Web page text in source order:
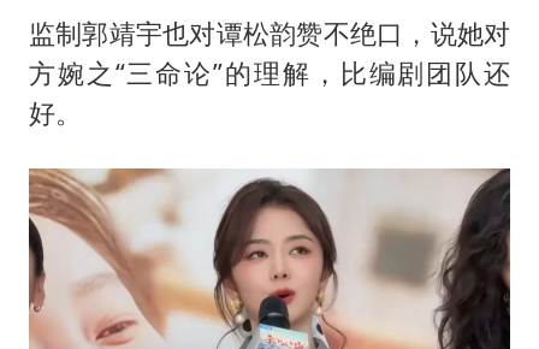
监制郭靖宇也对谭松韵赞不绝口，说她对
方婉之“三命论”的理解，比编剧团队还
好。